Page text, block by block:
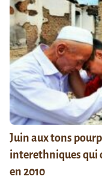
Juin aux tons
interethniques qui
en 2010